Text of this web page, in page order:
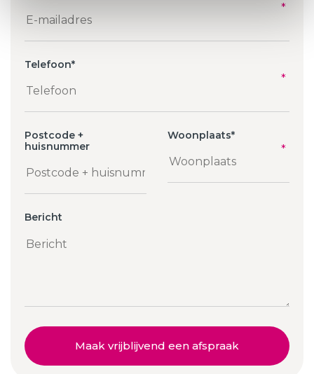
Telefoon*
Postcode +
huisnummer
Woonplaats*
Bericht
Maak vrijblijvend een afspraak